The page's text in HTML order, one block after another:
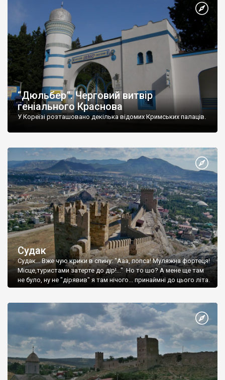
“Дюльбер”. Черговий витвір
геніального Краснова
У Кореїзі розташовано декілька відомих Кримських палаців.
Судак
Судак... Вже чую крики в спину: "Ааа, попса! Муляжна фортеця!
Місце,туристами затерте до дір!..." Но то шо? А мене ще там
не було, ну не "дірявив" я там нічого... принаймні до цього літа.